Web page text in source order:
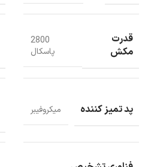
قدرت
مکش
2800
پاسکال
پد تمیز کننده میکروفیبر